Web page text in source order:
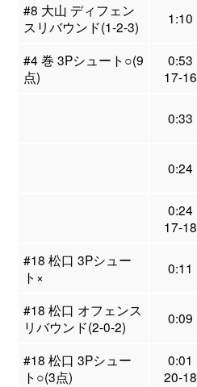
#8 大山 ディフェン
スリバウンド(1-2-3)
1:10
#4 巻 3Pシュート○(9
点)
0:53
17-16
0:33
0:24
0:24
17-18
#18 松口 3Pシュー
ト×
0:11
#18 松口 オフェンス
リバウンド(2-0-2)
0:09
#18 松口 3Pシュー
ト○(3点)
0:01
20-18